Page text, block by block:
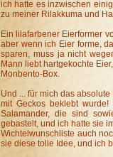
ich hatte es inzwischen
zu meiner Rilakkuma und
Ein lilafarbener Eierformer
aber wenn ich Eier forme,
sparen, muss ja nicht
Mann liebt hartgekochte
Monbento-Box.
Und ... für mich das
mit Geckos beklebt
Salamander, die sind
gebastelt, und ich hatte sie
Wichtelwunschliste auch
sie diese tolle Idee, und ich